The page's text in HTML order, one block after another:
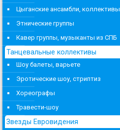
Цыганские ансамбли, коллективы
Этнические группы
Кавер группы, музыканты из СПБ
Танцевальные коллективы
Шоу балеты, варьете
Эротические шоу, стриптиз
Хореографы
Травести-шоу
Звезды Евровидения